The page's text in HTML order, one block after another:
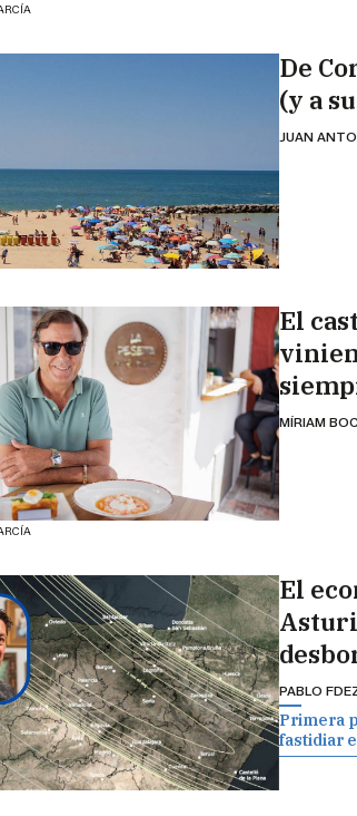
De
(y a
JUAN
El
MÍRIAM
El
PABLO
Primera
fastidiar